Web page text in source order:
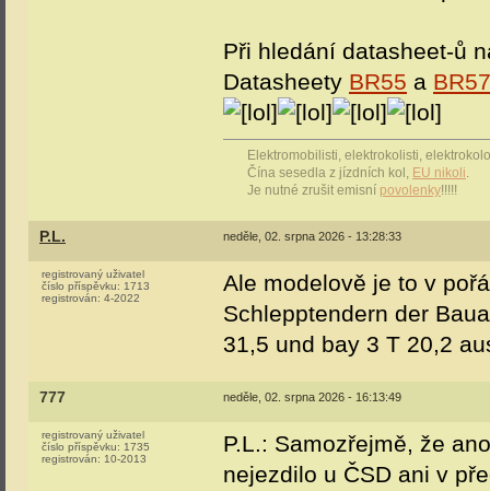
Při hledání datasheet-ů
Datasheety BR55 a BR57
Elektromobilisti, elektrokolisti,
Čína sesedla z jízdních kol, EU nikoli.
Je nutné zrušit emisní povolenky!!!!!
P.L. neděle, 02. srpna 2026 - 13:28:33
registrovaný uživatel
číslo příspěvku: 1713
registrován: 4-2022
Ale modelově je to v
Schlepptendern der
31,5 und bay 3 T 20,2
777 neděle, 02. srpna 2026 - 16:13:49
registrovaný uživatel
číslo příspěvku: 1735
registrován: 10-2013
P.L.: Samozřejmě, že
nejezdilo u ČSD ani v